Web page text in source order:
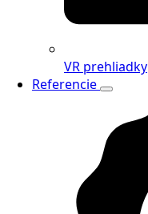
VR prehliadky
Referencie